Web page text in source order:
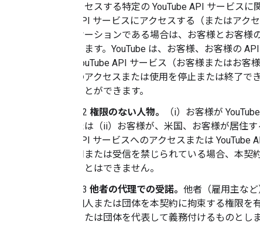
クセスする特定の YouTube API サービス
API サービスにアクセスする（またはア
ケーションである場合は、お客様とお客
します。YouTube は、お客様、お客様の
YouTube API サービス（お客様またはお
のアクセスまたは使用を停止または終了で
ことができます。
3.2 権限のない人物。
（i）お客様が
たは（ii）お客様が、米国、お客様が居住
API サービスへのアクセスまたは
用または受信を禁じられている場合、本
ことはできません。
3.3 他者の代理での受諾。 他者（雇用主な
個人または団体を本契約に拘束する権限
または団体を代表して義務付けるものと